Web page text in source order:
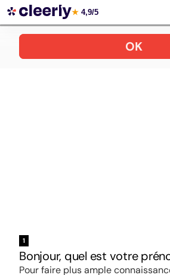
Votre simulation gratuite et personnalisée
★ 4,9/5